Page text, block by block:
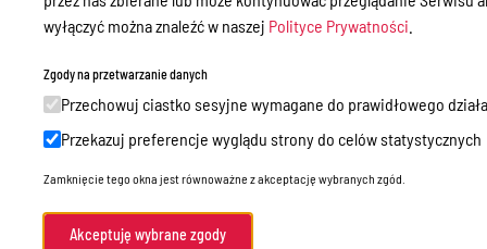
Przetargi
Ogłoszenia
Petycje
Nabór
Dyżury Aptek w Powiecie Ostródzkim
Komunikacja publiczna
2 21-11-
3 21-11-
wyłączyć można znaleźć w naszej Polityce Prywatności
Zgody na przetwarzanie danych
Przechowuj ciastko sesyjne wymagane do prawidłowego
Przekazuj preferencje wyglądu strony do celów statystycznych
Zamknięcie tego okna jest równoważne z akceptację wybranych zgód.
Akceptuję wybrane zgody